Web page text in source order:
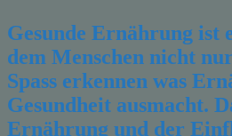
Gesunde Ernährung ist
dem Menschen nicht
Spass erkennen was
Gesundheit ausmacht.
Ernährung und der